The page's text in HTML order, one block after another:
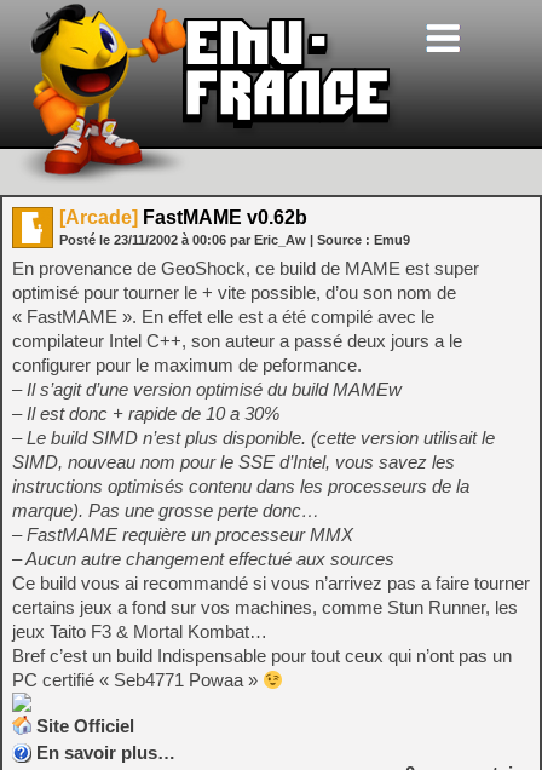
[Arcade] FastMAME v0.62b
Posté le 23/11/2002 à 00:06 par Eric_Aw | Source : Emu9
En provenance de GeoShock, ce build de MAME est super
optimisé pour tourner le + vite possible, d’ou son nom de
« FastMAME ». En effet elle est a été compilé avec le
compilateur Intel C++, son auteur a passé deux jours a le
configurer pour le maximum de peformance.
– Il s’agit d’une version optimisé du build MAMEw
– Il est donc + rapide de 10 a 30%
– Le build SIMD n’est plus disponible. (cette version utilisait le
SIMD, nouveau nom pour le SSE d’Intel, vous savez les
instructions optimisés contenu dans les processeurs de la
marque). Pas une grosse perte donc…
– FastMAME requière un processeur MMX
– Aucun autre changement effectué aux sources
Ce build vous ai recommandé si vous n’arrivez pas a faire tourner
certains jeux a fond sur vos machines, comme Stun Runner, les
jeux Taito F3 & Mortal Kombat…
Bref c’est un build Indispensable pour tout ceux qui n’ont pas un
PC certifié « Seb4771 Powaa »
Site Officiel
En savoir plus…